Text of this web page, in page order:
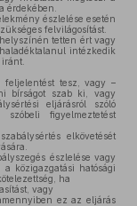
érdekében.
észlelése esetén
felvilágosítást.
tetten ért vagy
intézkedik
feljelentést tesz, vagy –
bírságot szab ki, vagy
eljárásról szóló
figyelmeztetést
elkövetését
észlelése vagy
közigazgatási hatósági
ha
vagy
ez az eljárás